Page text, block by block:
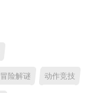
冒险解谜 动作竞技